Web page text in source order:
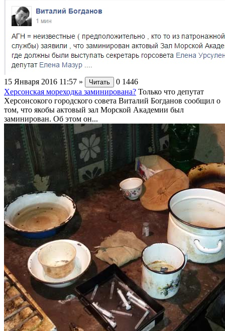
15 Января 2016 11:57 » Читать 0 1446
Херсонская мореходка заминирована? Только что депутат
Херсонсокого городского совета Виталий Богданов сообщил о
том, что якобы актовый зал Морской Академии был
заминирован. Об этом он...